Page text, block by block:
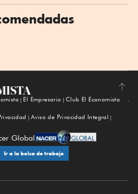
Subir
El Empresario
Club El Economista
Aviso de Privacidad Integral
Global
Ir a la bolsa de trabajo